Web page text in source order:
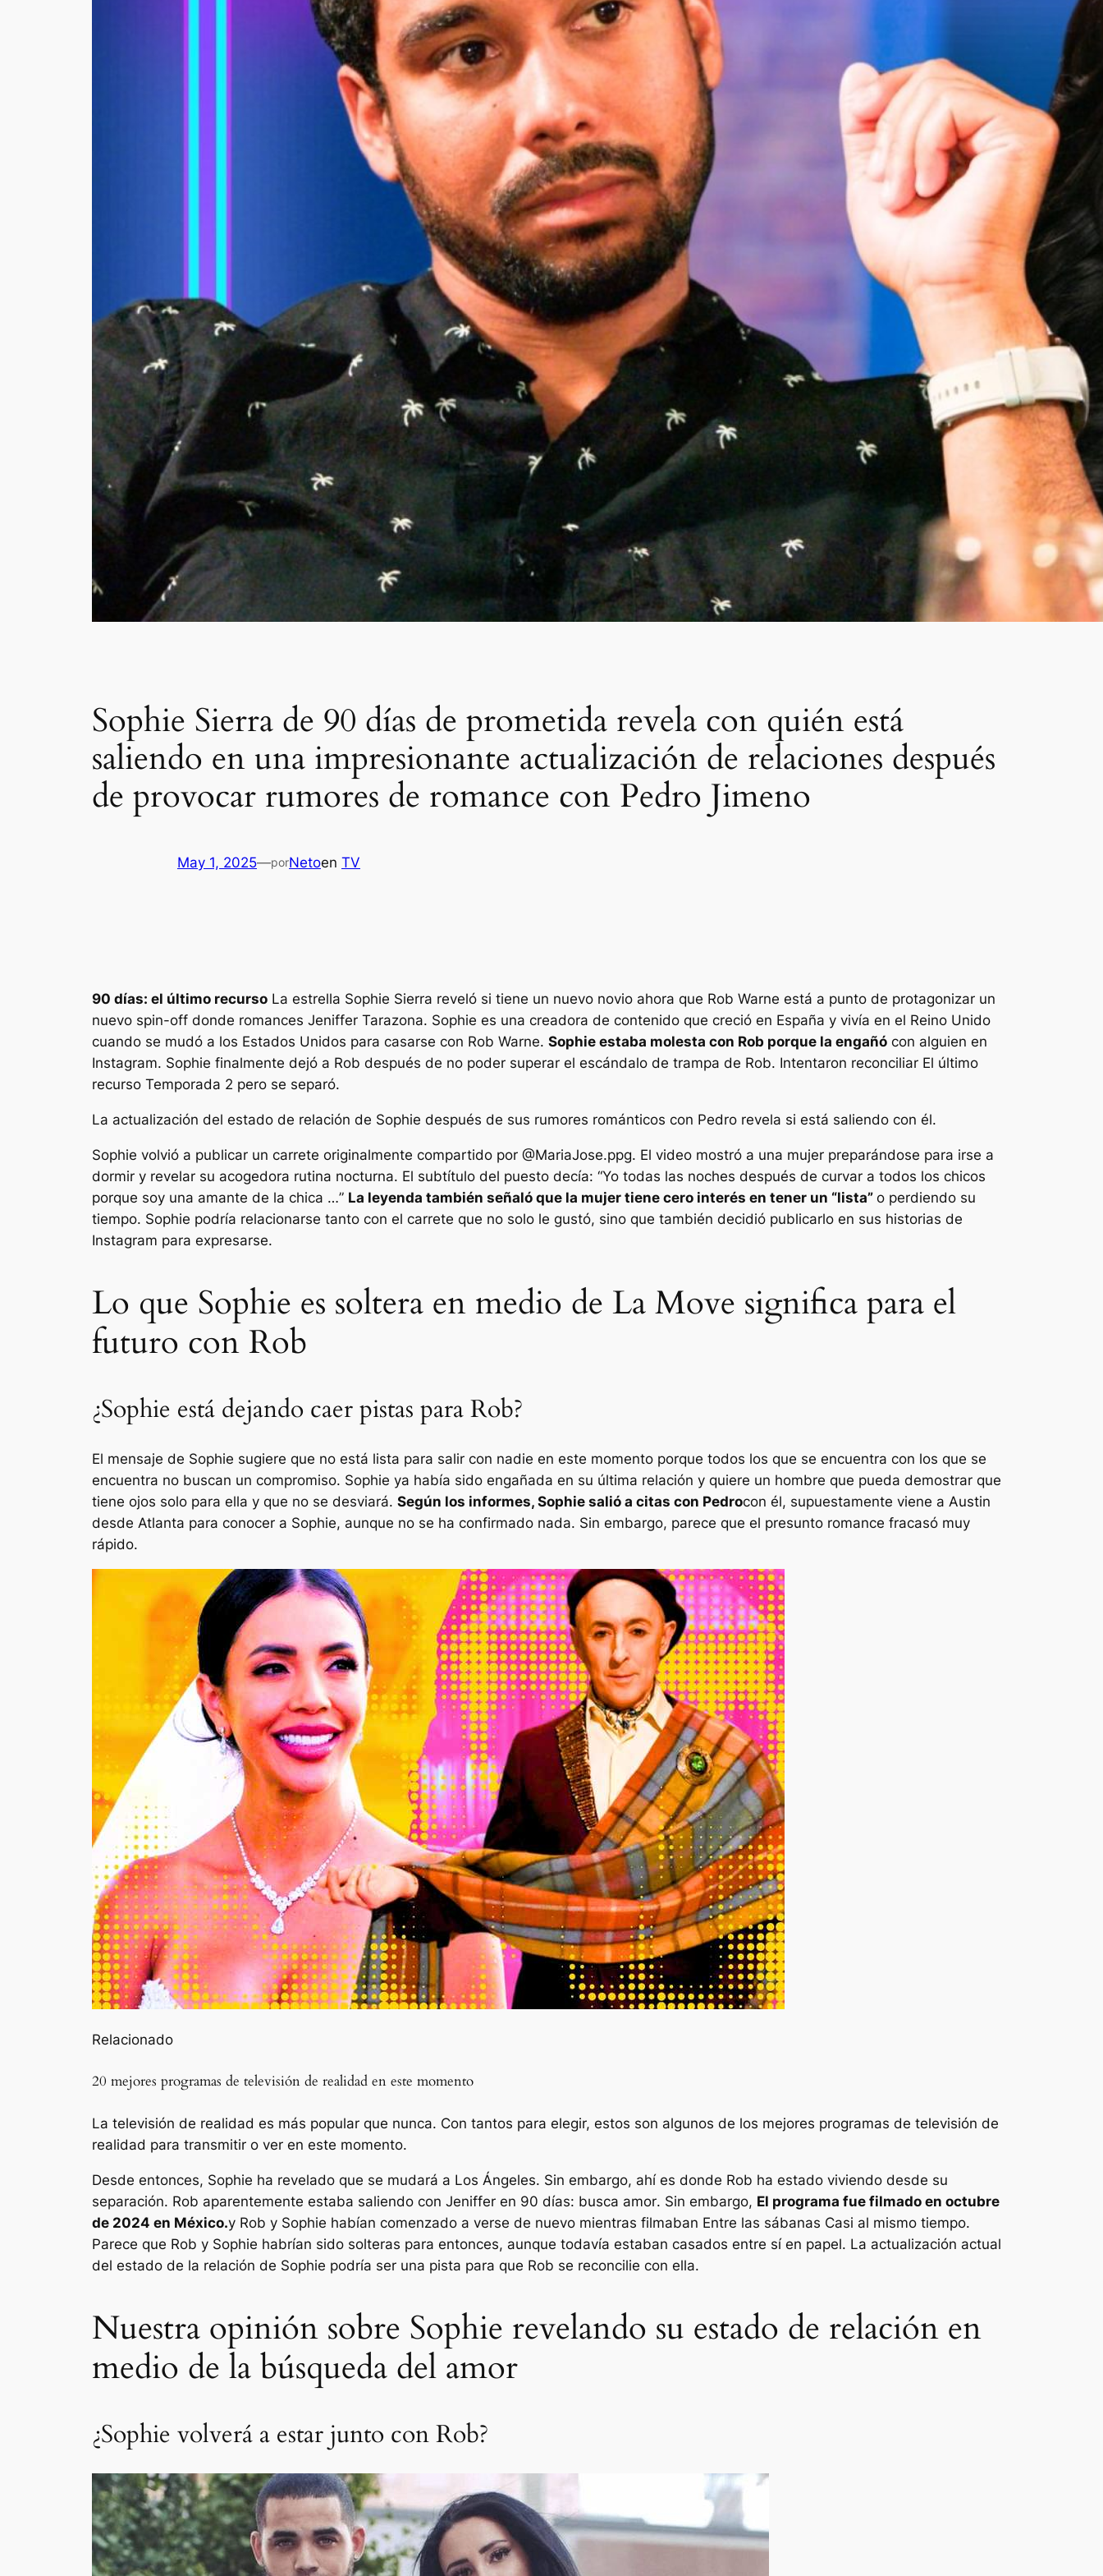
Sophie Sierra de 90 días de prometida revela con quién está
saliendo en una impresionante actualización de relaciones después
de provocar rumores de romance con Pedro Jimeno
May 1, 2025—porNetoen TV
90 días: el último recurso La estrella Sophie Sierra reveló si tiene un nuevo novio ahora que Rob Warne está a punto de protagonizar un
nuevo spin-off donde romances Jeniffer Tarazona. Sophie es una creadora de contenido que creció en España y vivía en el Reino Unido
cuando se mudó a los Estados Unidos para casarse con Rob Warne. Sophie estaba molesta con Rob porque la engañó con alguien en
Instagram. Sophie finalmente dejó a Rob después de no poder superar el escándalo de trampa de Rob. Intentaron reconciliar El último
recurso Temporada 2 pero se separó.
La actualización del estado de relación de Sophie después de sus rumores románticos con Pedro revela si está saliendo con él.
Sophie volvió a publicar un carrete originalmente compartido por @MariaJose.ppg. El video mostró a una mujer preparándose para irse a
dormir y revelar su acogedora rutina nocturna. El subtítulo del puesto decía: “Yo todas las noches después de curvar a todos los chicos
porque soy una amante de la chica …” La leyenda también señaló que la mujer tiene cero interés en tener un “lista” o perdiendo su
tiempo. Sophie podría relacionarse tanto con el carrete que no solo le gustó, sino que también decidió publicarlo en sus historias de
Instagram para expresarse.
Lo que Sophie es soltera en medio de La Move significa para el
futuro con Rob
¿Sophie está dejando caer pistas para Rob?
El mensaje de Sophie sugiere que no está lista para salir con nadie en este momento porque todos los que se encuentra con los que se
encuentra no buscan un compromiso. Sophie ya había sido engañada en su última relación y quiere un hombre que pueda demostrar que
tiene ojos solo para ella y que no se desviará. Según los informes, Sophie salió a citas con Pedrocon él, supuestamente viene a Austin
desde Atlanta para conocer a Sophie, aunque no se ha confirmado nada. Sin embargo, parece que el presunto romance fracasó muy
rápido.
Relacionado
20 mejores programas de televisión de realidad en este momento
La televisión de realidad es más popular que nunca. Con tantos para elegir, estos son algunos de los mejores programas de televisión de
realidad para transmitir o ver en este momento.
Desde entonces, Sophie ha revelado que se mudará a Los Ángeles. Sin embargo, ahí es donde Rob ha estado viviendo desde su
separación. Rob aparentemente estaba saliendo con Jeniffer en 90 días: busca amor. Sin embargo, El programa fue filmado en octubre
de 2024 en México.y Rob y Sophie habían comenzado a verse de nuevo mientras filmaban Entre las sábanas Casi al mismo tiempo.
Parece que Rob y Sophie habrían sido solteras para entonces, aunque todavía estaban casados ​​entre sí en papel. La actualización actual
del estado de la relación de Sophie podría ser una pista para que Rob se reconcilie con ella.
Nuestra opinión sobre Sophie revelando su estado de relación en
medio de la búsqueda del amor
¿Sophie volverá a estar junto con Rob?